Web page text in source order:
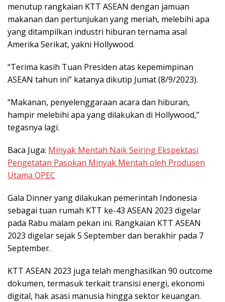
menutup rangkaian KTT ASEAN dengan jamuan
makanan dan pertunjukan yang meriah, melebihi apa
yang ditampilkan industri hiburan ternama asal
Amerika Serikat, yakni Hollywood.
“Terima kasih Tuan Presiden atas kepemimpinan
ASEAN tahun ini” katanya dikutip Jumat (8/9/2023).
“Makanan, penyelenggaraan acara dan hiburan,
hampir melebihi apa yang dilakukan di Hollywood,”
tegasnya lagi.
Baca Juga: Minyak Mentah Naik Seiring Ekspektasi
Pengetatan Pasokan Minyak Mentah oleh Produsen
Utama OPEC
Gala Dinner yang dilakukan pemerintah Indonesia
sebagai tuan rumah KTT ke-43 ASEAN 2023 digelar
pada Rabu malam pekan ini. Rangkaian KTT ASEAN
2023 digelar sejak 5 September dan berakhir pada 7
September.
KTT ASEAN 2023 juga telah menghasilkan 90 outcome
dokumen, termasuk terkait transisi energi, ekonomi
digital, hak asasi manusia hingga sektor keuangan.